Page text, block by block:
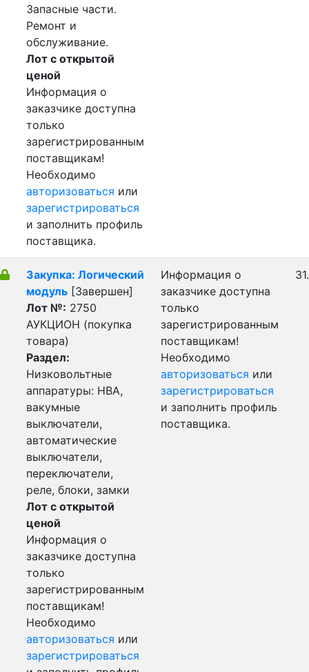
Запасные части.
Ремонт и
обслуживание.
Лот с открытой
ценой
Информация о
заказчике доступна
только
зарегистрированным
поставщикам!
Необходимо
авторизоваться или
зарегистрироваться
и заполнить профиль
поставщика.
Закупка: Логический
модуль [Завершен]
Лот №: 2750
АУКЦИОН (покупка
товара)
Раздел:
Низковольтные
аппаратуры: НВА,
вакумные
выключатели,
автоматические
выключатели,
переключатели,
реле, блоки, замки
Лот с открытой
ценой
Информация о
заказчике доступна
только
зарегистрированным
поставщикам!
Необходимо
авторизоваться или
зарегистрироваться
Информация о
заказчике доступна
только
зарегистрированным
поставщикам!
Необходимо
авторизоваться или
зарегистрироваться
и заполнить профиль
поставщика.